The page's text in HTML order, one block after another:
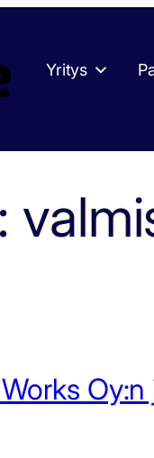
Yritys